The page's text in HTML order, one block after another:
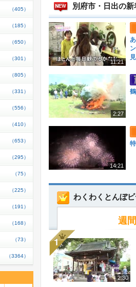
別府市・日出の新
11:21
2:27
14:21
わくわくとんぼ
週間
2:30
（405）
（185）
（650）
（301）
（805）
（331）
（556）
（410）
（653）
（295）
（75）
（225）
（191）
（168）
（73）
（3364）